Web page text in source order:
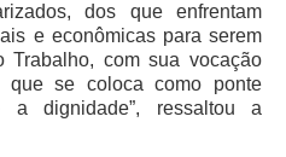
dos que enfrentam
e econômicas para serem
com sua vocação
que se coloca como ponte
dignidade”, ressaltou a